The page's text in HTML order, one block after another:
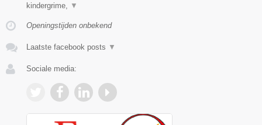
kindergrime,
▼
Openingstijden onbekend
Laatste facebook posts ▼
Sociale media: